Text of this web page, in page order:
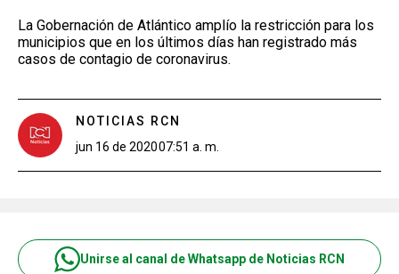
La Gobernación de Atlántico amplío la restricción para los
municipios que en los últimos días han registrado más
casos de contagio de coronavirus.
NOTICIAS RCN
jun 16 de 202007:51 a. m.
Unirse al canal de Whatsapp de Noticias RCN